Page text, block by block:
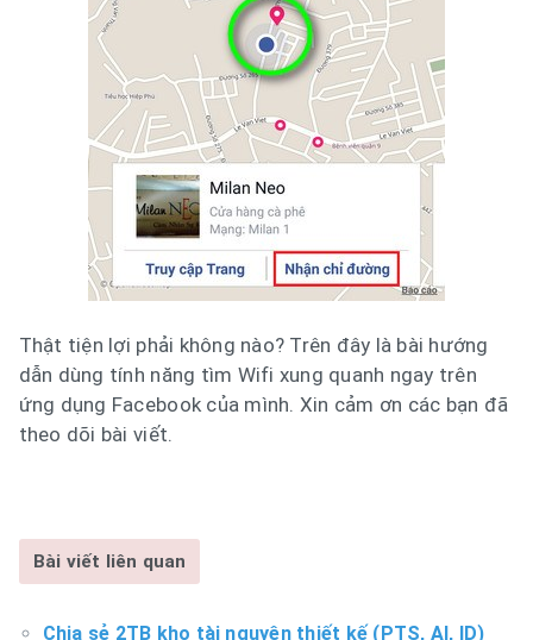
Thật tiện lợi phải không nào? Trên đây là bài hướng
dẫn dùng tính năng tìm Wifi xung quanh ngay trên
ứng dụng Facebook của mình. Xin cảm ơn các bạn đã
theo dõi bài viết.
Bài viết liên quan
Chia sẻ 2TB kho tài nguyên thiết kế (PTS, AI, ID)